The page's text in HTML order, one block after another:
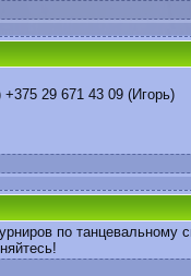
+375 29 671 43 09 (Игорь)
по танцевальному